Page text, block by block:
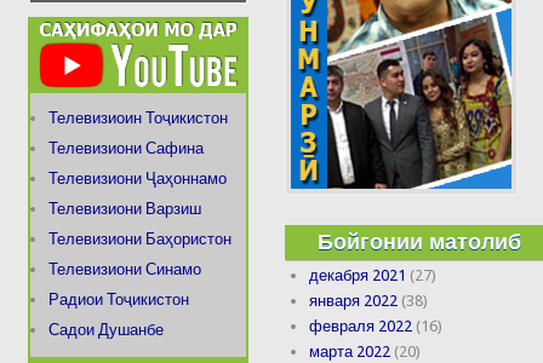
Телевизиоин Тоҷикистон
Телевизиони Сафина
Телевизиони Ҷаҳоннамо
Телевизиони Варзиш
Телевизиони Баҳористон
Телевизиони Синамо
Радиои Тоҷикистон
Садои Душанбе
Бойгонии матолиб
декабря 2021 (27)
января 2022 (38)
февраля 2022 (16)
марта 2022 (20)